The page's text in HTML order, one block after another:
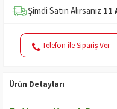
Şimdi Satın Alırsanız 11
Telefon ile Sipariş Ver
Ürün Detayları